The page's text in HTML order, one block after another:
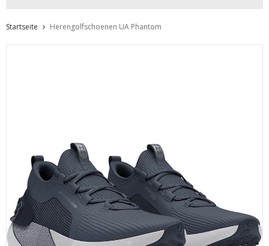
Startseite Herengolfschoenen UA Phantom